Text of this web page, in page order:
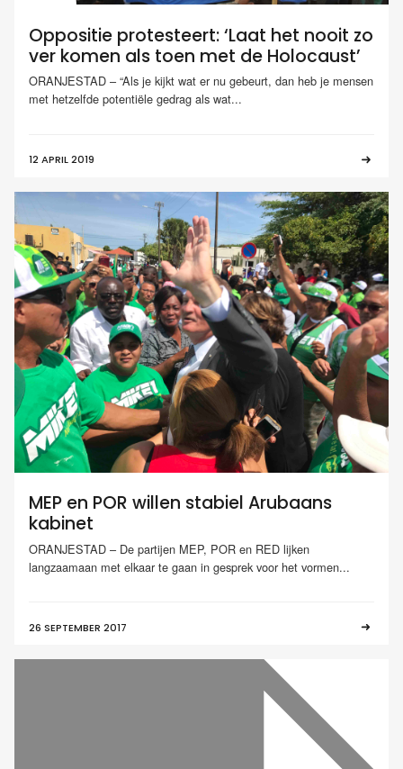
Oppositie protesteert: ‘Laat het nooit zo
ver komen als toen met de Holocaust’
ORANJESTAD – “Als je kijkt wat er nu gebeurt, dan heb je mensen
met hetzelfde potentiële gedrag als wat...
12 APRIL 2019
MEP en POR willen stabiel Arubaans
kabinet
ORANJESTAD – De partijen MEP, POR en RED lijken
langzaamaan met elkaar te gaan in gesprek voor het vormen...
26 SEPTEMBER 2017